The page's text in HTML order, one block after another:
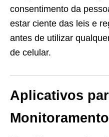
consentimento da
estar ciente das leis e
antes de utilizar
de celular.
Aplicativos